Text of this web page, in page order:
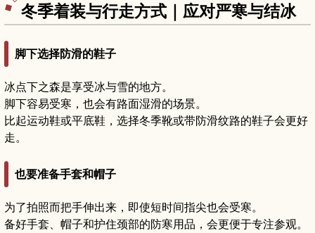
冬季着装与行走方式｜应对严寒与结冰
脚下选择防滑的鞋子
冰点下之森是享受冰与雪的地方。
脚下容易受寒，也会有路面湿滑的场景。
比起运动鞋或平底鞋，选择冬季靴或带防滑纹路的鞋子会更好
走。
也要准备手套和帽子
为了拍照而把手伸出来，即使短时间指尖也会受寒。
备好手套、帽子和护住颈部的防寒用品，会更便于专注参观。